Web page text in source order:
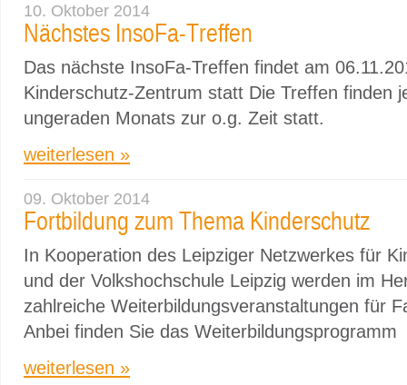
10. Oktober 2014
Nächstes InsoFa-Treffen
Das nächste InsoFa-Treffen findet am
Kinderschutz-Zentrum statt Die Treffen finden
ungeraden Monats zur o.g. Zeit statt.
weiterlesen »
09. Oktober 2014
Fortbildung zum Thema Kinderschutz
In Kooperation des Leipziger Netzwerkes für
und der Volkshochschule Leipzig werden im
zahlreiche Weiterbildungsveranstaltungen für
Anbei finden Sie das Weiterbildungsprogramm
weiterlesen »